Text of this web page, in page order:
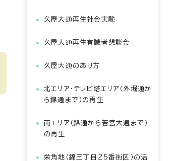
久屋大通再生社会実験
久屋大通再生有識者懇談会
久屋大通のあり方
北エリア・テレビ塔エリア（外堀通か
ら錦通まで）の再生
南エリア（錦通から若宮大通まで）
の再生
栄角地（錦三丁目25番街区）の活